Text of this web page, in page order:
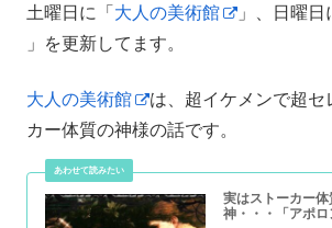
土曜日に「 大人の美術館 」、日曜日
」を更新してます。
大人の美術館
は、超イケメンで超セ
カー体質の神様の話です。
実はストーカー
神・・・「アポロ